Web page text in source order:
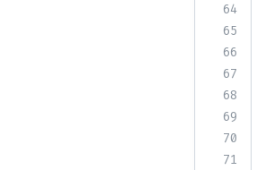
64
65
66
67
68
69
70
71